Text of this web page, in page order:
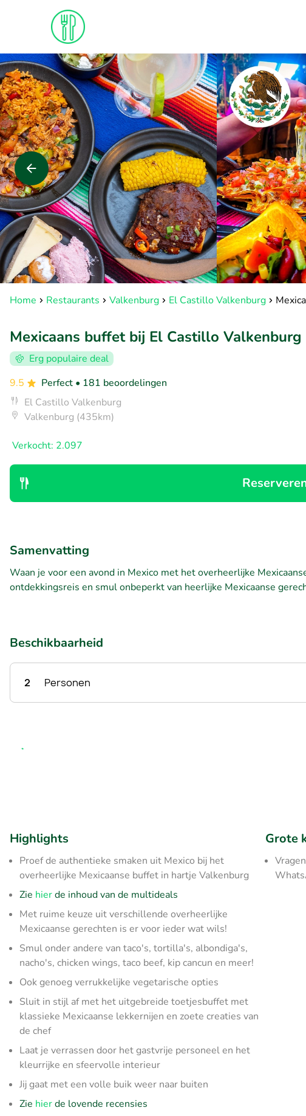
Home Restaurants Valkenburg El Castillo Valkenburg
Mexicaans buffet bij El Castillo Valkenburg
Erg populaire deal
9.5
Perfect • 181 beoordelingen
El Castillo Valkenburg
Valkenburg (435km)
Verkocht: 2.097
Samenvatting
Waan je voor een avond in Mexico met het overheerlijke
ontdekkingsreis en smul onbeperkt van heerlijke Mexicaanse
Beschikbaarheid
2 Personen
Highlights
Proef de authentieke smaken uit Mexico bij het
overheerlijke Mexicaanse buffet in hartje Valkenburg
Zie hierde inhoud van de multideals
Met ruime keuze uit verschillende overheerlijke
Mexicaanse gerechten is er voor ieder wat wils!
Smul onder andere van taco's, tortilla's, albondiga's,
nacho's, chicken wings, taco beef, kip cancun en meer!
Ook genoeg verrukkelijke vegetarische opties
Sluit in stijl af met het uitgebreide toetjesbuffet met
klassieke Mexicaanse lekkernijen en zoete creaties van
de chef
Laat je verrassen door het gastvrije personeel en het
kleurrijke en sfeervolle interieur
Jij gaat met een volle buik weer naar buiten
Zie hierde lovende recensies
Grote